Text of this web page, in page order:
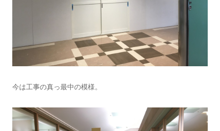
今は工事の真っ最中の模様。